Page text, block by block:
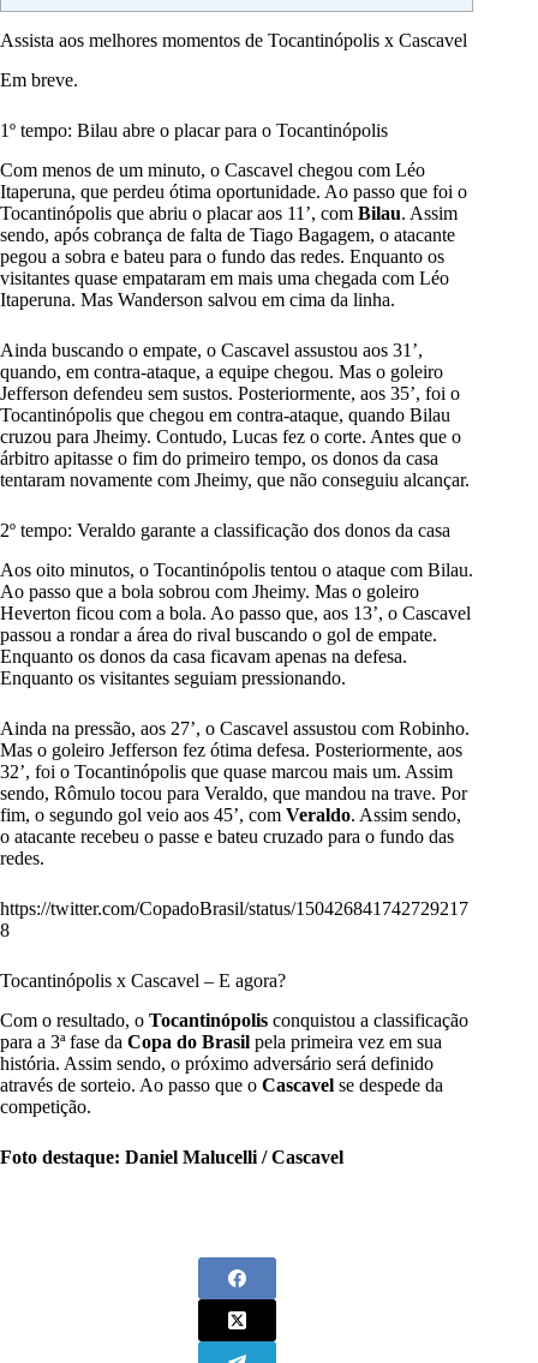
Assista aos melhores momentos de Tocantinópolis x Cascavel
Em breve.
1º tempo: Bilau abre o placar para o Tocantinópolis
Com menos de um minuto, o Cascavel chegou com Léo
Itaperuna, que perdeu ótima oportunidade. Ao passo que foi o
Tocantinópolis que abriu o placar aos 11’, com Bilau. Assim
sendo, após cobrança de falta de Tiago Bagagem, o atacante
pegou a sobra e bateu para o fundo das redes. Enquanto os
visitantes quase empataram em mais uma chegada com Léo
Itaperuna. Mas Wanderson salvou em cima da linha.
Ainda buscando o empate, o Cascavel assustou aos 31’,
quando, em contra-ataque, a equipe chegou. Mas o goleiro
Jefferson defendeu sem sustos. Posteriormente, aos 35’, foi o
Tocantinópolis que chegou em contra-ataque, quando Bilau
cruzou para Jheimy. Contudo, Lucas fez o corte. Antes que o
árbitro apitasse o fim do primeiro tempo, os donos da casa
tentaram novamente com Jheimy, que não conseguiu alcançar.
2º tempo: Veraldo garante a classificação dos donos da casa
Aos oito minutos, o Tocantinópolis tentou o ataque com Bilau.
Ao passo que a bola sobrou com Jheimy. Mas o goleiro
Heverton ficou com a bola. Ao passo que, aos 13’, o Cascavel
passou a rondar a área do rival buscando o gol de empate.
Enquanto os donos da casa ficavam apenas na defesa.
Enquanto os visitantes seguiam pressionando.
Ainda na pressão, aos 27’, o Cascavel assustou com Robinho.
Mas o goleiro Jefferson fez ótima defesa. Posteriormente, aos
32’, foi o Tocantinópolis que quase marcou mais um. Assim
sendo, Rômulo tocou para Veraldo, que mandou na trave. Por
fim, o segundo gol veio aos 45’, com Veraldo. Assim sendo,
o atacante recebeu o passe e bateu cruzado para o fundo das
redes.
https://twitter.com/CopadoBrasil/status/150426841742729217
8
Tocantinópolis x Cascavel – E agora?
Com o resultado, o Tocantinópolis conquistou a classificação
para a 3ª fase da Copa do Brasil pela primeira vez em sua
história. Assim sendo, o próximo adversário será definido
através de sorteio. Ao passo que o Cascavel se despede da
competição.
Foto destaque: Daniel Malucelli / Cascavel